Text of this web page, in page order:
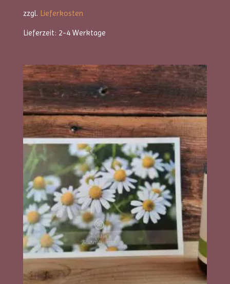
zzgl. Lieferkosten
Lieferzeit: 2-4 Werktage